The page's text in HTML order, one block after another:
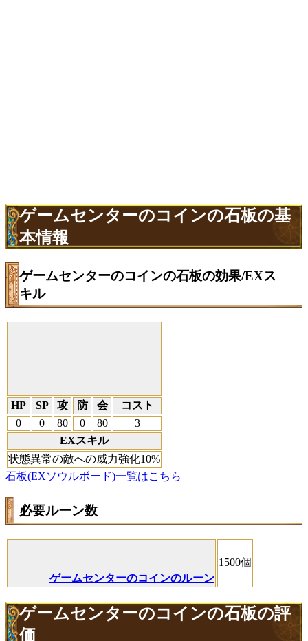
ゲームセンターのコインの石板の基
本情報
ゲームセンターのコインの石板の効果/EXス
キル
HP SP 攻 防 会
コスト
0
0 80 0 80
3
EXスキル
状態異常の敵への威力強化10%
石板(EXソウルボード)一覧はこちら
必要ルーン数
ゲームセンターのコインのルーン
1500個
ゲームセンターのコインの石板の評
価